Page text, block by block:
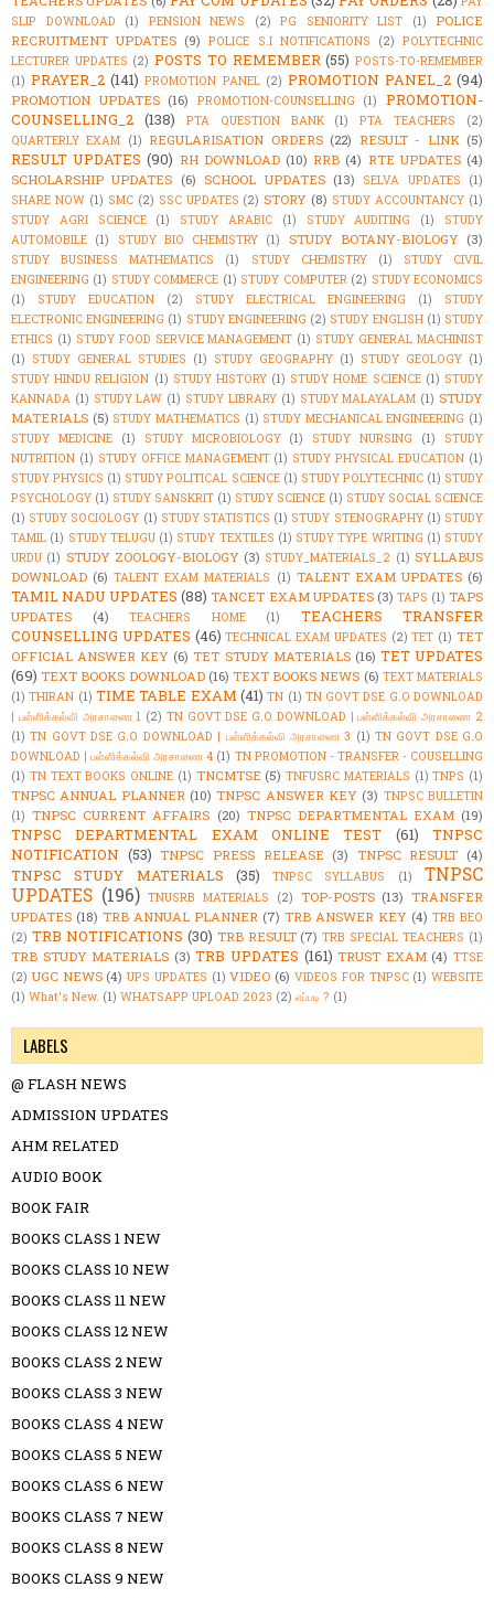
SLIP DOWNLOAD
(1) PENSION NEWS (2) PG SENIORITY LIST (1)
POLICE
RECRUITMENT UPDATES (9) POLICE S.I NOTIFICATIONS (2) POLYTECHNIC
LECTURER UPDATES (2) POSTS TO REMEMBER (55) POSTS-TO-REMEMBER
(1) PRAYER_2 (141) PROMOTION PANEL (2) PROMOTION PANEL_2 (94)
PROMOTION UPDATES (16) PROMOTION-COUNSELLING (1)
PROMOTION-
COUNSELLING_2 (138) PTA QUESTION BANK (1) PTA TEACHERS
(2)
QUARTERLY EXAM (1) REGULARISATION ORDERS (22) RESULT - LINK (5)
RESULT UPDATES (90) RH DOWNLOAD (10) RRB (4) RTE UPDATES (4)
SCHOLARSHIP UPDATES (6) SCHOOL UPDATES (13) SELVA UPDATES
(1)
SHARE NOW (1) SMC (2) SSC UPDATES (2) STORY (8) STUDY ACCOUNTANCY (1)
STUDY AGRI SCIENCE
(1) STUDY ARABIC (1) STUDY AUDITING (1)
STUDY
AUTOMOBILE (1) STUDY BIO CHEMISTRY (1) STUDY BOTANY-BIOLOGY (3)
STUDY BUSINESS MATHEMATICS (1) STUDY CHEMISTRY (1)
STUDY CIVIL
ENGINEERING (1) STUDY COMMERCE (1) STUDY COMPUTER (2) STUDY ECONOMICS
(1)
STUDY EDUCATION (2) STUDY ELECTRICAL ENGINEERING (1)
STUDY
ELECTRONIC ENGINEERING (1) STUDY ENGINEERING (2) STUDY ENGLISH (1) STUDY
ETHICS (1) STUDY FOOD SERVICE MANAGEMENT (1) STUDY GENERAL MACHINIST
(1) STUDY GENERAL STUDIES (1) STUDY GEOGRAPHY (1) STUDY GEOLOGY (1)
STUDY HINDU RELIGION (1) STUDY HISTORY (1) STUDY HOME SCIENCE (1) STUDY
KANNADA (1) STUDY LAW (1) STUDY LIBRARY (1) STUDY MALAYALAM (1) STUDY
MATERIALS (5) STUDY MATHEMATICS (1) STUDY MECHANICAL ENGINEERING (1)
STUDY MEDICINE
(1) STUDY MICROBIOLOGY (1) STUDY NURSING (1)
STUDY
NUTRITION (1) STUDY OFFICE MANAGEMENT (1) STUDY PHYSICAL EDUCATION (1)
STUDY PHYSICS (1) STUDY POLITICAL SCIENCE (1) STUDY POLYTECHNIC (1) STUDY
PSYCHOLOGY (1) STUDY SANSKRIT (1) STUDY SCIENCE (1) STUDY SOCIAL SCIENCE
(1) STUDY SOCIOLOGY (1) STUDY STATISTICS (1) STUDY STENOGRAPHY (1) STUDY
TAMIL (1) STUDY TELUGU (1) STUDY TEXTILES (1) STUDY TYPE WRITING (1) STUDY
URDU (1) STUDY ZOOLOGY-BIOLOGY (3) STUDY_MATERIALS_2 (1) SYLLABUS
DOWNLOAD (6) TALENT EXAM MATERIALS (1) TALENT EXAM UPDATES (6)
TAMIL NADU UPDATES (88) TANCET EXAM UPDATES (3) TAPS (1) TAPS
UPDATES
(4) TEACHERS HOME (1)
TEACHERS TRANSFER
COUNSELLING UPDATES (46) TECHNICAL EXAM UPDATES (2) TET (1) TET
OFFICIAL ANSWER KEY (6) TET STUDY MATERIALS (16) TET UPDATES
(69) TEXT BOOKS DOWNLOAD (16) TEXT BOOKS NEWS (6) TEXT MATERIALS
(1) THIRAN (1) TIME TABLE EXAM (41) TN (1) TN GOVT DSE G.O DOWNLOAD
| பள்ளிக்கல்வி அரசாணை 1 (2) TN GOVT DSE G.O DOWNLOAD | பள்ளிக்கல்வி அரசாணை 2
(1) TN GOVT DSE G.O DOWNLOAD | பள்ளிக்கல்வி அரசாணை 3 (1) TN GOVT DSE G.O
DOWNLOAD | பள்ளிக்கல்வி அரசாணை 4 (1) TN PROMOTION - TRANSFER - COUSELLING
(1) TN TEXT BOOKS ONLINE (1) TNCMTSE (5) TNFUSRC MATERIALS (1) TNPS (1)
TNPSC ANNUAL PLANNER (10) TNPSC ANSWER KEY (3) TNPSC BULLETIN
(1) TNPSC CURRENT AFFAIRS (20) TNPSC DEPARTMENTAL EXAM (19)
TNPSC DEPARTMENTAL EXAM ONLINE TEST (61)
TNPSC
NOTIFICATION (53) TNPSC PRESS RELEASE (3) TNPSC RESULT (4)
TNPSC STUDY MATERIALS (35) TNPSC SYLLABUS (1)
TNPSC
UPDATES (196) TNUSRB MATERIALS (2) TOP-POSTS (13) TRANSFER
UPDATES (18) TRB ANNUAL PLANNER (7) TRB ANSWER KEY (4) TRB BEO
(2) TRB NOTIFICATIONS (30) TRB RESULT (7) TRB SPECIAL TEACHERS (1)
TRB STUDY MATERIALS (3) TRB UPDATES (161) TRUST EXAM (4) TTSE
(2) UGC NEWS (4) UPS UPDATES (1) VIDEO (6) VIDEOS FOR TNPSC (1) WEBSITE
(1) What's New. (1) WHATSAPP UPLOAD 2023 (2) எப்படி ? (1)
LABELS
@ FLASH NEWS
ADMISSION UPDATES
AHM RELATED
AUDIO BOOK
BOOK FAIR
BOOKS CLASS 1 NEW
BOOKS CLASS 10 NEW
BOOKS CLASS 11 NEW
BOOKS CLASS 12 NEW
BOOKS CLASS 2 NEW
BOOKS CLASS 3 NEW
BOOKS CLASS 4 NEW
BOOKS CLASS 5 NEW
BOOKS CLASS 6 NEW
BOOKS CLASS 7 NEW
BOOKS CLASS 8 NEW
BOOKS CLASS 9 NEW